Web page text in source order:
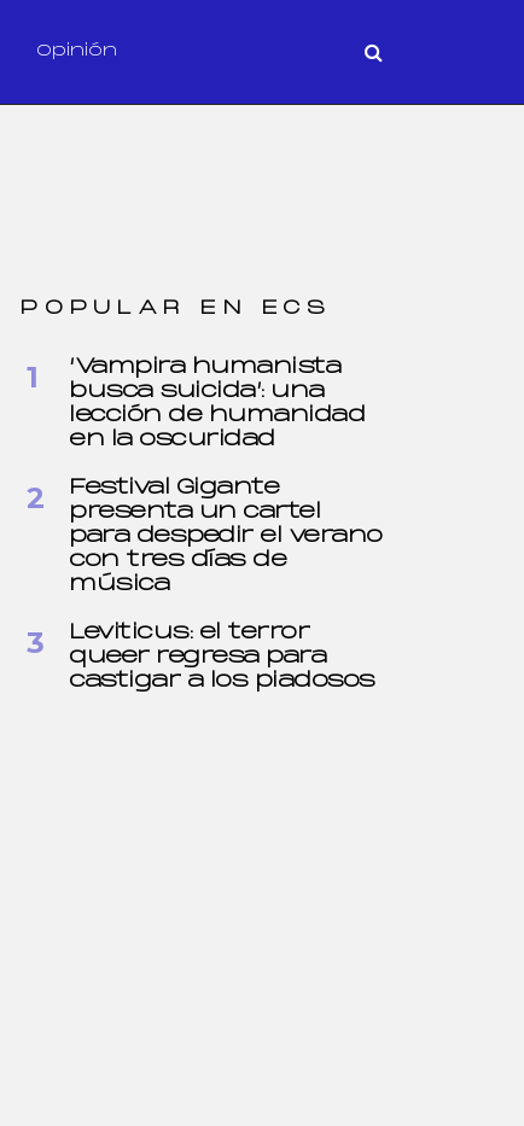
Opinión
POPULAR EN ECS
‘Vampira humanista
busca suicida’: una
lección de humanidad
en la oscuridad
Festival Gigante
presenta un cartel
para despedir el verano
con tres días de
música
Leviticus: el terror
queer regresa para
castigar a los piadosos